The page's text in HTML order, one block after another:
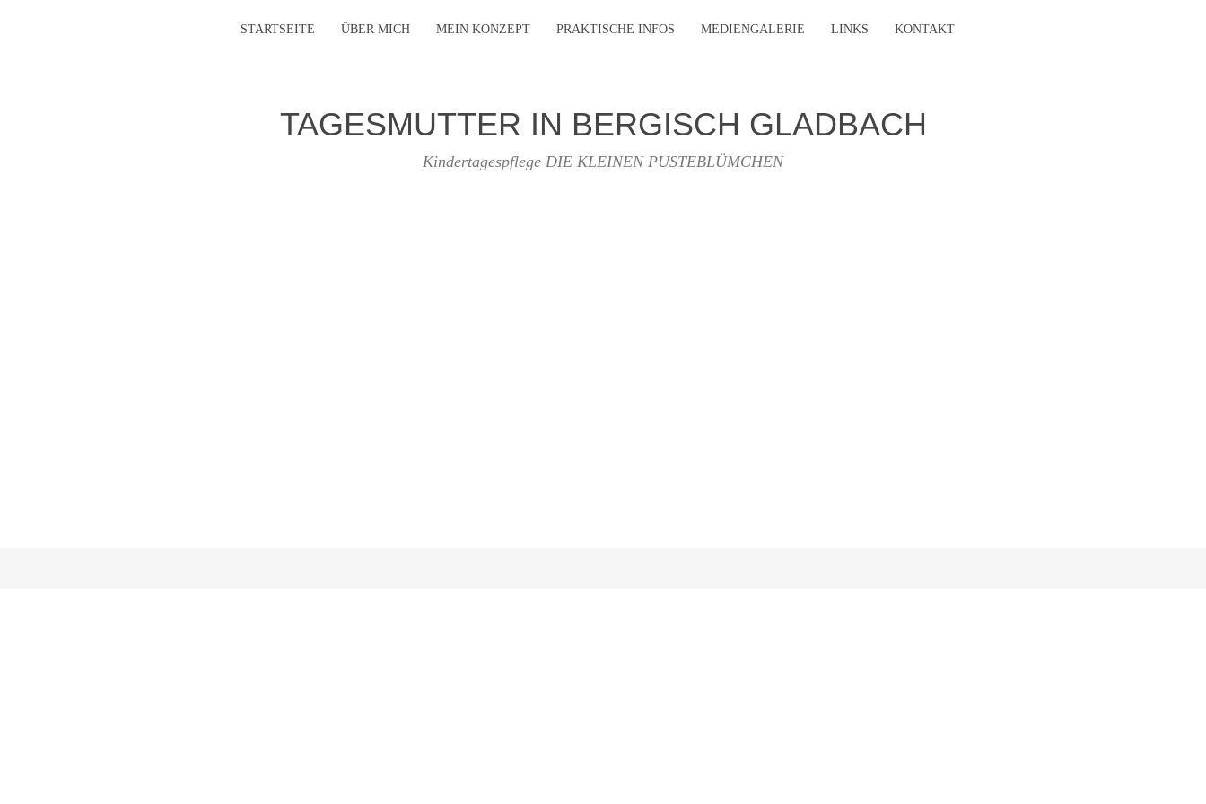
STARTSEITE ÜBER MICH MEIN KONZEPT PRAKTISCHE INFOS MEDIENGALERIE LINKS KONTAKT
TAGESMUTTER IN BERGISCH GLADBACH
Kindertagespflege DIE KLEINEN PUSTEBLÜMCHEN